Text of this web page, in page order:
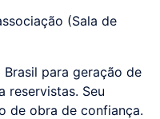
(Sala de
para geração de
reservistas. Seu
de obra de confiança.